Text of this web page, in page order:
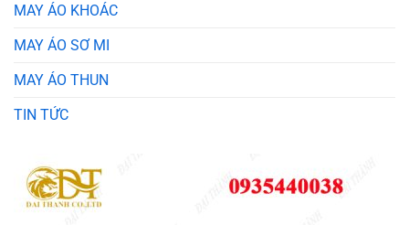
MAY ÁO KHOÁC
MAY ÁO SƠ MI
MAY ÁO THUN
TIN TỨC